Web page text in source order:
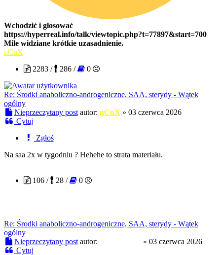
Wchodzić i głosować
https://hyperreal.info/talk/viewtopic.php?t=77897&start=700
Mile widziane krótkie uzasadnienie.
nCuX
2283 /
286 / 0
Re: Środki anaboliczno-androgeniczne, SAA, sterydy - Wątek
ogólny
Nieprzeczytany post autor: nCuX » 03 czerwca 2026
Cytuj
Zgłoś
Na saa 2x w tygodniu ? Hehehe to strata materiału.
106 /
28 / 0
Re: Środki anaboliczno-androgeniczne, SAA, sterydy - Wątek
ogólny
Nieprzeczytany post autor: » 03 czerwca 2026
Cytuj